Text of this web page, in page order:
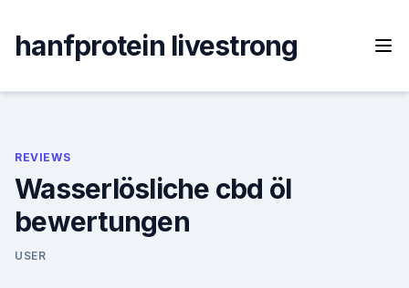
content
hanfprotein livestrong
REVIEWS
Wasserlösliche cbd öl
bewertungen
USER